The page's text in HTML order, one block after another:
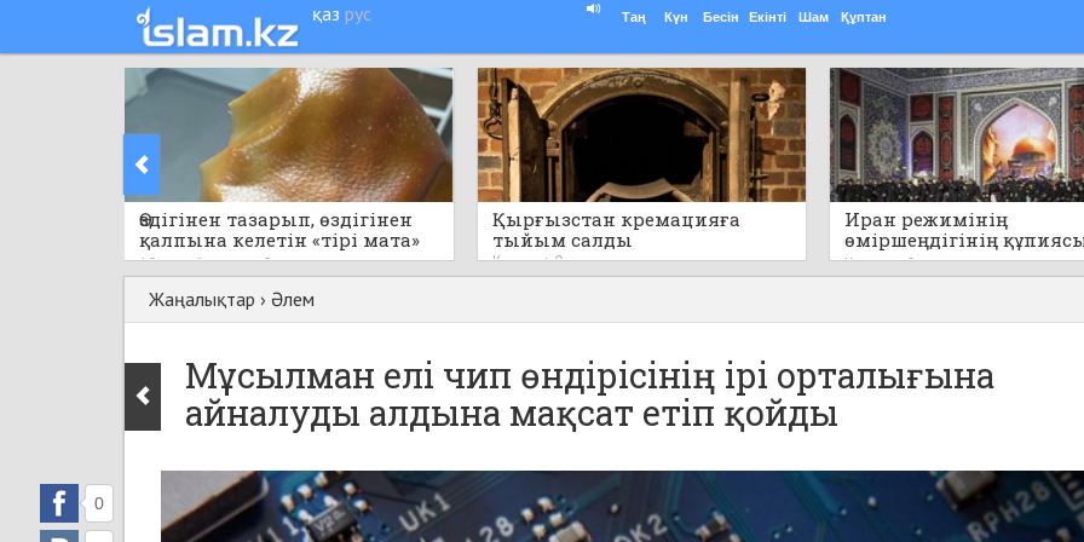
қаз рус Таң Күн Бесін Екінті Шам Құптан
Өздігінен тазарып, өздігінен
қалпына келетін «тірі мата»
пайда болды
19 сағат бұрын 0
Қырғызстан кремацияға
тыйым салды
Кеше 0
Иран режимінің
өміршеңдігінің
айтылды
Кеше 0
Жаңалықтар › Әлем
Мұсылман елі чип өндірісінің ірі орталығына
айналуды алдына мақсат етіп қойды
0